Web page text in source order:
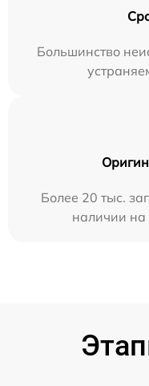
Большинство
Более 20 тыс.
наличии на